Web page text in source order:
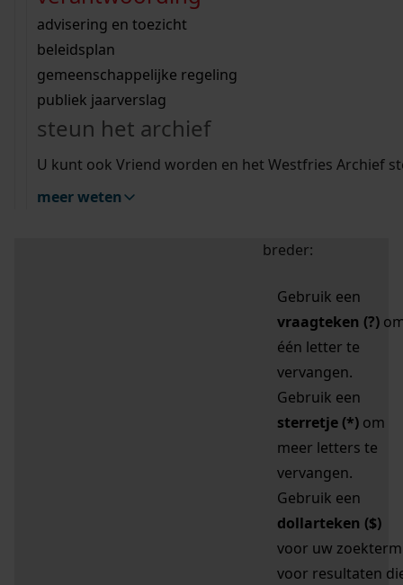
bouwvergunningen
omgevingsvergunningen
vergunningen
beeld en geluid
uitleg nodig?
Wij helpen u op weg met een aantal zoektips.
bekijk alle zoektips
Wij helpen u op weg met een aantal zoektips.
bekijk alle zoektips
bekijk ons geschiedenislokaal
advisering en toezicht
beleidsplan
gemeenschappelijke regeling
publiek jaarverslag
steun het archief
U kunt ook Vriend worden en het Westfries Archief
meer weten
zoektips
Mijn Studiezaal (inloggen)
uw zoekopdracht te
breder:
Gebruik een
vraagteken (?)
één letter te
vervangen.
Gebruik een
sterretje (*) om
meer letters te
vervangen.
Gebruik een
dollarteken ($)
voor uw zoekterm
voor resultaten